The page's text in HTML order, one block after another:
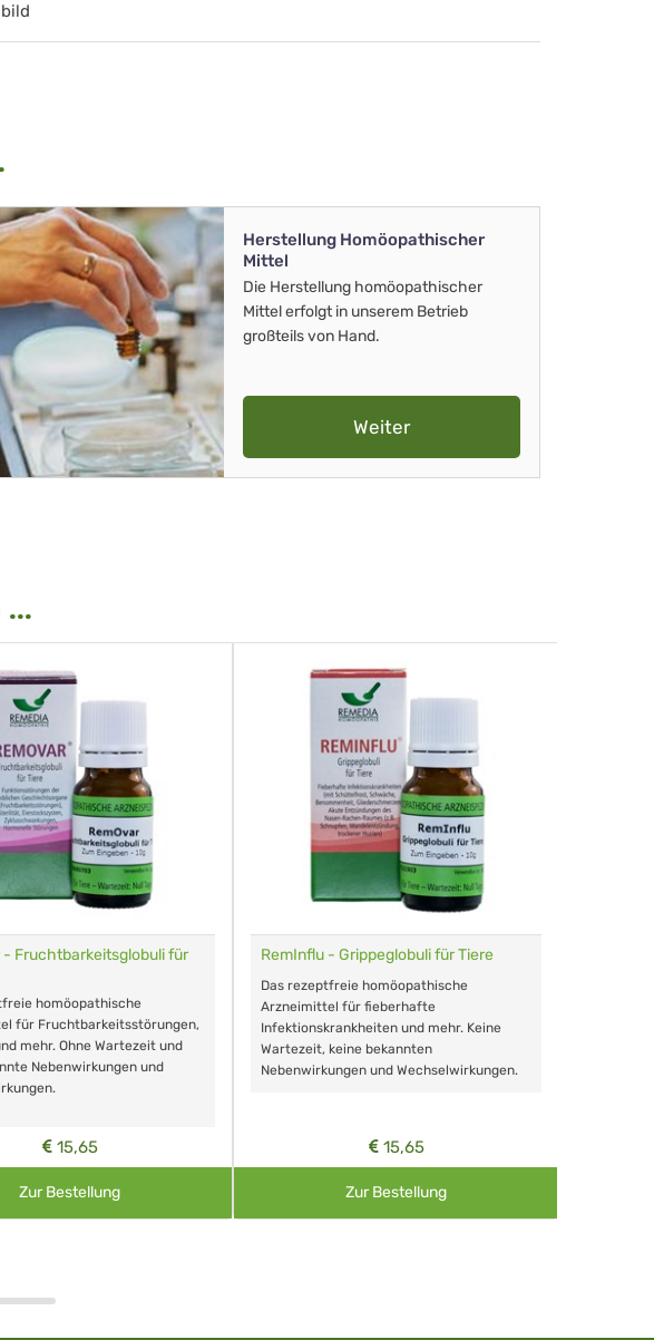
Herstellung Homöopathischer
Mittel
Die Herstellung homöopathischer
Mittel erfolgt in unserem Betrieb
großteils von Hand.
Weiter
...
- Fruchtbarkeitsglobuli für
homöopathische
für Fruchtbarkeitsstörungen,
mehr. Ohne Wartezeit und
Nebenwirkungen und
15,65
Zur Bestellung
RemInflu - Grippeglobuli für Tiere
Das rezeptfreie homöopathische
Arzneimittel für fieberhafte
Infektionskrankheiten und mehr. Keine
Wartezeit, keine bekannten
Nebenwirkungen und Wechselwirkungen.
15,65
Zur Bestellung